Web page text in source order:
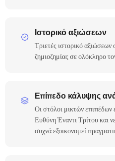
Ιστορικό αξιώσεων
Τριετές ιστορικό
ζημιοζημίας σε ολόκληρο
Επίπεδο κάλυψης
Οι στόλοι μικτών επιπέδων
Ευθύνη Έναντι Τρίτου και
συχνά εξοικονομεί